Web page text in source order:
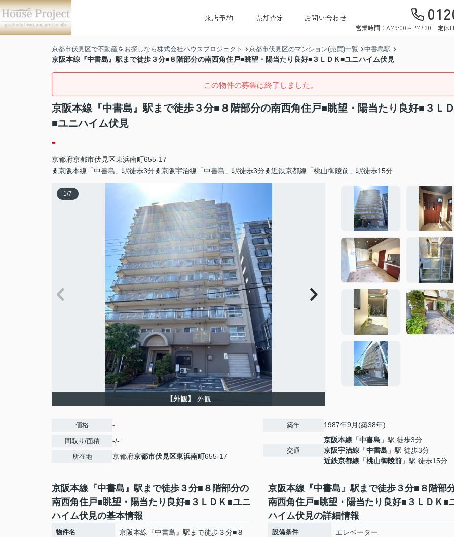
来店予約 売却査定 お問い合わせ
営業時間：AM9:00～PM7:30 定休
京都市伏見区で不動産をお探しなら株式会社ハウスプロジェクト 京都市伏見区のマンション(売買)一覧 中書島駅
京阪本線『中書島』駅まで徒歩３分■８階部分の南西角住戸■眺望・陽当たり良好■３ＬＤＫ■ユニハイム伏見
この物件の募集は終了しました。
京阪本線『中書島』駅まで徒歩３分■８階部分の南西角住戸■眺望・陽当たり良好■３Ｌ
■ユニハイム伏見
-
京都府京都市伏見区東浜南町655-17
京阪本線「中書島」駅徒歩3分
京阪宇治線「中書島」駅徒歩3分 近鉄京都線「桃山御陵前」駅徒歩15分
1/7
【外観】 外観
価格 -
間取り/面積 -/-
所在地 京都府京都市伏見区東浜南町655-17
築年 1987年9月(築38年)
交通
京阪本線 「中書島 」駅 徒歩3分
京阪宇治線 「中書島 」駅 徒歩3分
近鉄京都線 「桃山御陵前 」駅 徒歩15分
京阪本線『中書島』駅まで徒歩３分■８階部分の
南西角住戸■眺望・陽当たり良好■３ＬＤＫ■ユニ
ハイム伏見の基本情報
物件名
京阪本線『中書島』駅まで徒歩３分■８
京阪本線『中書島』駅まで徒歩３分■８階部
南西角住戸■眺望・陽当たり良好■３ＬＤＫ■
ハイム伏見の詳細情報
設備条件
エレベーター